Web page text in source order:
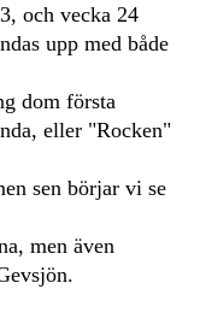
och vecka 24
upp med både
dom första
eller "Rocken"
sen börjar vi se
men även